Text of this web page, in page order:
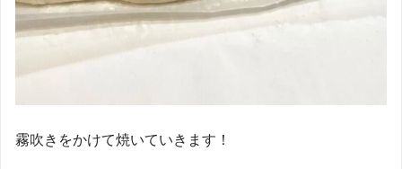
霧吹きをかけて焼いていきます！